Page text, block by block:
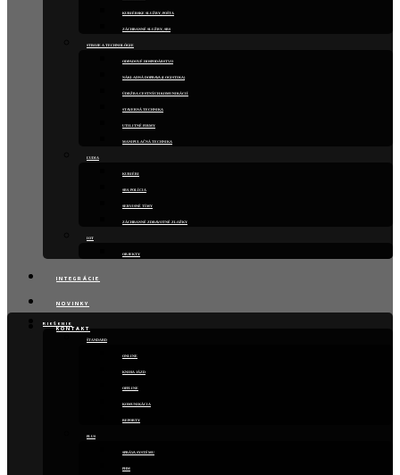
KURIÉRSKE SLUŽBY, POŠTA
ZÁCHRANNÉ SLUŽBY, SBS
STROJE A TECHNOLÓGIE
ODPADOVÉ HOSPODÁRSTVO
NÁKLADNÁ DOPRAVA (LOGISTIKA)
ÚDRŽBA CESTNÝCH KOMUNIKÁCIÍ
STAVEBNÁ TECHNIKA
UTILITNÉ FIRMY
MANIPULAČNÁ TECHNIKA
ĽUDIA
KURIÉRI
SBS, POLÍCIA
SERVISNÉ TÍMY
ZÁCHRANNÉ ZDRAVOTNÉ ZLOŽKY
IOT
OBJEKTY
INTEGRÁCIE
NOVINKY
KONTAKT
RIEŠENIE
ŠTANDARD
ONLINE
KNIHA JÁZD
OFFLINE
KOMUNIKÁCIA
REPORTY
PLUS
SPRÁVA SYSTÉMU
PHM